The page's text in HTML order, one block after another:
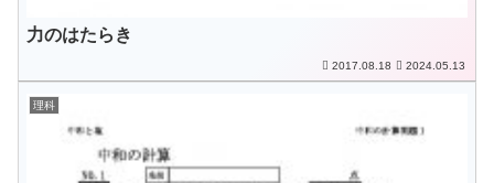
力のはたらき
2017.08.18 2024.05.13
理科